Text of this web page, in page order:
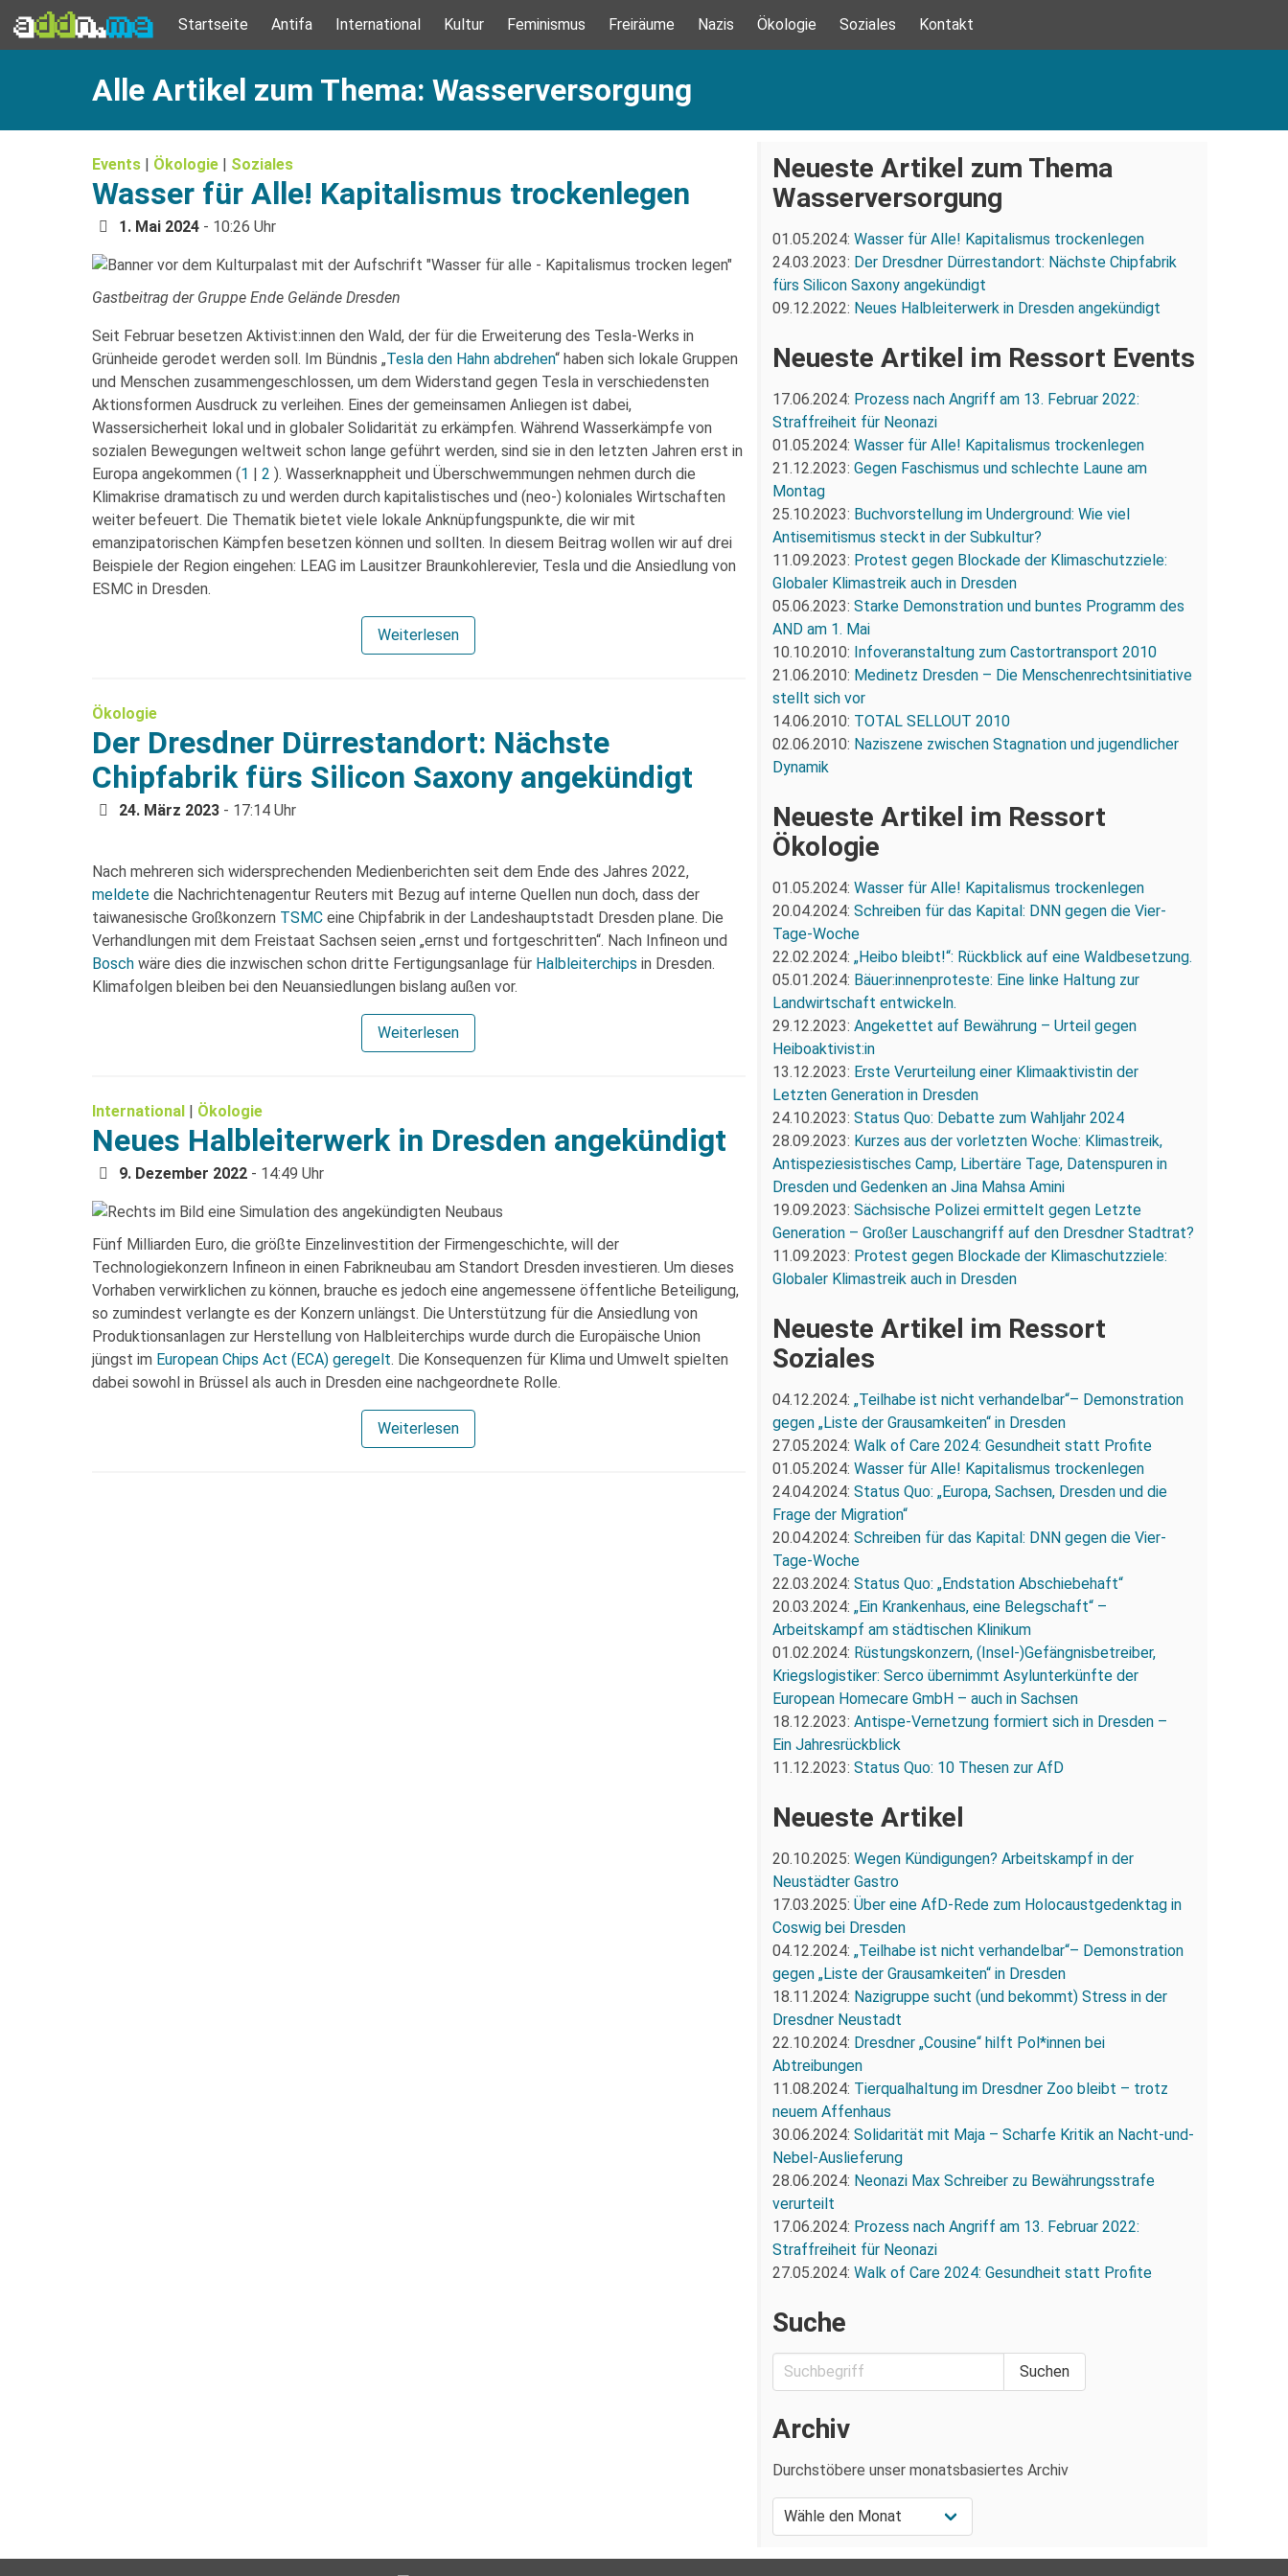
Startseite Antifa International Kultur Feminismus Freiräume Nazis Ökologie Soziales Kontakt
Alle Artikel zum Thema: Wasserversorgung
Events | Ökologie | Soziales
Wasser für Alle! Kapitalismus trockenlegen
1. Mai 2024 - 10:26 Uhr
Gastbeitrag der Gruppe Ende Gelände Dresden
Seit Februar besetzen Aktivist:innen den Wald, der für die Erweiterung des Tesla-Werks in
Grünheide gerodet werden soll. Im Bündnis „Tesla den Hahn abdrehen“ haben sich lokale Gruppen
und Menschen zusammengeschlossen, um dem Widerstand gegen Tesla in verschiedensten
Aktionsformen Ausdruck zu verleihen. Eines der gemeinsamen Anliegen ist dabei,
Wassersicherheit lokal und in globaler Solidarität zu erkämpfen. Während Wasserkämpfe von
sozialen Bewegungen weltweit schon lange geführt werden, sind sie in den letzten Jahren erst in
Europa angekommen (1 | 2 ). Wasserknappheit und Überschwemmungen nehmen durch die
Klimakrise dramatisch zu und werden durch kapitalistisches und (neo-) koloniales Wirtschaften
weiter befeuert. Die Thematik bietet viele lokale Anknüpfungspunkte, die wir mit
emanzipatorischen Kämpfen besetzen können und sollten. In diesem Beitrag wollen wir auf drei
Beispiele der Region eingehen: LEAG im Lausitzer Braunkohlerevier, Tesla und die Ansiedlung von
ESMC in Dresden.
Weiterlesen
Ökologie
Der Dresdner Dürrestandort: Nächste
Chipfabrik fürs Silicon Saxony angekündigt
24. März 2023 - 17:14 Uhr
Nach mehreren sich widersprechenden Medienberichten seit dem Ende des Jahres 2022,
meldete die Nachrichtenagentur Reuters mit Bezug auf interne Quellen nun doch, dass der
taiwanesische Großkonzern TSMC eine Chipfabrik in der Landeshauptstadt Dresden plane. Die
Verhandlungen mit dem Freistaat Sachsen seien „ernst und fortgeschritten“. Nach Infineon und
Bosch wäre dies die inzwischen schon dritte Fertigungsanlage für Halbleiterchips in Dresden.
Klimafolgen bleiben bei den Neuansiedlungen bislang außen vor.
Weiterlesen
International | Ökologie
Neues Halbleiterwerk in Dresden angekündigt
9. Dezember 2022 - 14:49 Uhr
Fünf Milliarden Euro, die größte Einzelinvestition der Firmengeschichte, will der
Technologiekonzern Infineon in einen Fabrikneubau am Standort Dresden investieren. Um dieses
Vorhaben verwirklichen zu können, brauche es jedoch eine angemessene öffentliche Beteiligung,
so zumindest verlangte es der Konzern unlängst. Die Unterstützung für die Ansiedlung von
Produktionsanlagen zur Herstellung von Halbleiterchips wurde durch die Europäische Union
jüngst im European Chips Act (ECA) geregelt. Die Konsequenzen für Klima und Umwelt spielten
dabei sowohl in Brüssel als auch in Dresden eine nachgeordnete Rolle.
Weiterlesen
Neueste Artikel zum Thema
Wasserversorgung
01.05.2024: Wasser für Alle! Kapitalismus trockenlegen
24.03.2023: Der Dresdner Dürrestandort: Nächste Chipfabrik
fürs Silicon Saxony angekündigt
09.12.2022: Neues Halbleiterwerk in Dresden angekündigt
Neueste Artikel im Ressort Events
17.06.2024: Prozess nach Angriff am 13. Februar 2022:
Straffreiheit für Neonazi
01.05.2024: Wasser für Alle! Kapitalismus trockenlegen
21.12.2023: Gegen Faschismus und schlechte Laune am
Montag
25.10.2023: Buchvorstellung im Underground: Wie viel
Antisemitismus steckt in der Subkultur?
11.09.2023: Protest gegen Blockade der Klimaschutzziele:
Globaler Klimastreik auch in Dresden
05.06.2023: Starke Demonstration und buntes Programm des
AND am 1. Mai
10.10.2010: Infoveranstaltung zum Castortransport 2010
21.06.2010: Medinetz Dresden – Die Menschenrechtsinitiative
stellt sich vor
14.06.2010: TOTAL SELLOUT 2010
02.06.2010: Naziszene zwischen Stagnation und jugendlicher
Dynamik
Neueste Artikel im Ressort
Ökologie
01.05.2024: Wasser für Alle! Kapitalismus trockenlegen
20.04.2024: Schreiben für das Kapital: DNN gegen die Vier-
Tage-Woche
22.02.2024: „Heibo bleibt!“: Rückblick auf eine Waldbesetzung.
05.01.2024: Bäuer:innenproteste: Eine linke Haltung zur
Landwirtschaft entwickeln.
29.12.2023: Angekettet auf Bewährung – Urteil gegen
Heiboaktivist:in
13.12.2023: Erste Verurteilung einer Klimaaktivistin der
Letzten Generation in Dresden
24.10.2023: Status Quo: Debatte zum Wahljahr 2024
28.09.2023: Kurzes aus der vorletzten Woche: Klimastreik,
Antispeziesistisches Camp, Libertäre Tage, Datenspuren in
Dresden und Gedenken an Jina Mahsa Amini
19.09.2023: Sächsische Polizei ermittelt gegen Letzte
Generation – Großer Lauschangriff auf den Dresdner Stadtrat?
11.09.2023: Protest gegen Blockade der Klimaschutzziele:
Globaler Klimastreik auch in Dresden
Neueste Artikel im Ressort
Soziales
04.12.2024: „Teilhabe ist nicht verhandelbar“– Demonstration
gegen „Liste der Grausamkeiten“ in Dresden
27.05.2024: Walk of Care 2024: Gesundheit statt Profite
01.05.2024: Wasser für Alle! Kapitalismus trockenlegen
24.04.2024: Status Quo: „Europa, Sachsen, Dresden und die
Frage der Migration“
20.04.2024: Schreiben für das Kapital: DNN gegen die Vier-
Tage-Woche
22.03.2024: Status Quo: „Endstation Abschiebehaft“
20.03.2024: „Ein Krankenhaus, eine Belegschaft“ –
Arbeitskampf am städtischen Klinikum
01.02.2024: Rüstungskonzern, (Insel-)Gefängnisbetreiber,
Kriegslogistiker: Serco übernimmt Asylunterkünfte der
European Homecare GmbH – auch in Sachsen
18.12.2023: Antispe-Vernetzung formiert sich in Dresden –
Ein Jahresrückblick
11.12.2023: Status Quo: 10 Thesen zur AfD
Neueste Artikel
20.10.2025: Wegen Kündigungen? Arbeitskampf in der
Neustädter Gastro
17.03.2025: Über eine AfD-Rede zum Holocaustgedenktag in
Coswig bei Dresden
04.12.2024: „Teilhabe ist nicht verhandelbar“– Demonstration
gegen „Liste der Grausamkeiten“ in Dresden
18.11.2024: Nazigruppe sucht (und bekommt) Stress in der
Dresdner Neustadt
22.10.2024: Dresdner „Cousine“ hilft Pol*innen bei
Abtreibungen
11.08.2024: Tierqualhaltung im Dresdner Zoo bleibt – trotz
neuem Affenhaus
30.06.2024: Solidarität mit Maja – Scharfe Kritik an Nacht-und-
Nebel-Auslieferung
28.06.2024: Neonazi Max Schreiber zu Bewährungsstrafe
verurteilt
17.06.2024: Prozess nach Angriff am 13. Februar 2022:
Straffreiheit für Neonazi
27.05.2024: Walk of Care 2024: Gesundheit statt Profite
Suche
Archiv
Durchstöbere unser monatsbasiertes Archiv